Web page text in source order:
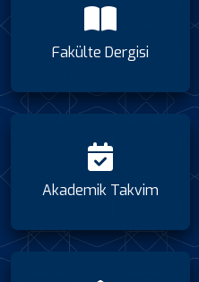
Fakülte Dergisi
Akademik Takvim